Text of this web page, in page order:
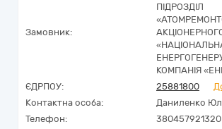
Замовник:
ПІДРОЗДІЛ
КОМПАНІЯ
ЄДРПОУ:
25881800
Контактна особа:
Даниленко
Телефон:
380457921320